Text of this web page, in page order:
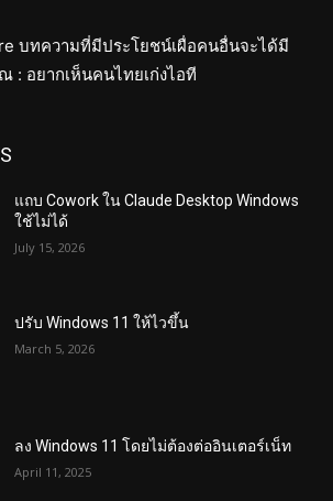
บทความที่มีประโยชน์เผื่อคนอื่นจะได้มี
: อยากเห็นคนไทยเก่งไอที
แถบ Cowork ใน Claude Desktop Windows
ใช้ไม่ได้
July 15, 2026
ปรับ Windows 11 ให้ไวขึ้น
March 5, 2026
ลง Windows 11 โดยไม่ต้องต่ออินเตอร์เน็ท
April 11, 2025